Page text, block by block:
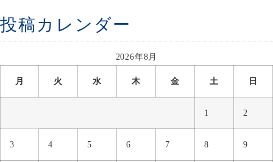
投稿カレンダー
2026年8月
月 火 水 木 金 土 日
1 2
3 4 5 6 7 8 9